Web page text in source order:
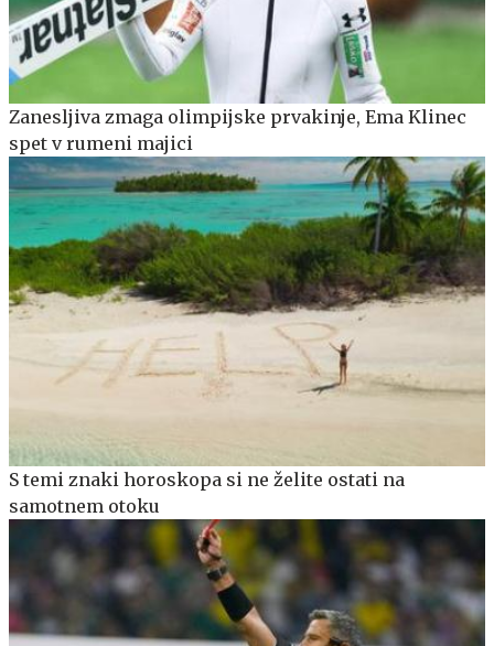
Zanesljiva zmaga olimpijske prvakinje, Ema Klinec
spet v rumeni majici
S temi znaki horoskopa si ne želite ostati na
samotnem otoku